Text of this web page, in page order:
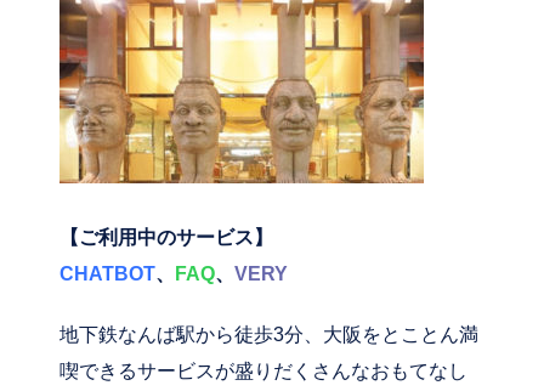
【ご利用中のサービス】
CHATBOT、 FAQ、 VERY
地下鉄なんば駅から徒歩3分、大阪をとことん満
喫できるサービスが盛りだくさんなおもてなし